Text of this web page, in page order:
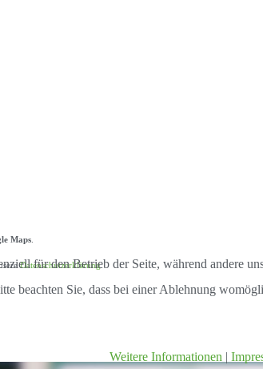
Maps
Datenschutzerklärung.
für den Betrieb der Seite, während andere
beachten Sie, dass bei einer Ablehnung
Weitere Informationen |